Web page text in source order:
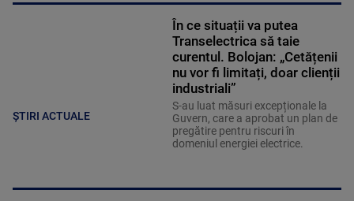
ȘTIRI ACTUALE
În ce situații va putea
Transelectrica să taie
curentul. Bolojan: „Cetățenii
nu vor fi limitați, doar clienții
industriali”
S-au luat măsuri excepționale la
Guvern, care a aprobat un plan de
pregătire pentru riscuri în
domeniul energiei electrice.